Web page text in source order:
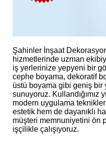
Şahinler İnşaat
hizmetlerinde uzman
iş yerlerinize yepyeni bir
cephe boyama, dekoratif
üstü boyama gibi geniş bir
sunuyoruz.
modern uygulama
estetik hem de dayanıklı
müşteri memnuniyetini ön
işçilikle çalışıyoruz.